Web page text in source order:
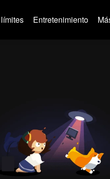
Entretenimiento